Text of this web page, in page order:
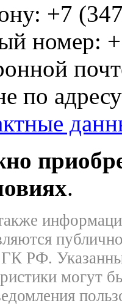
+7
номер:
по
.
РФ.
могут